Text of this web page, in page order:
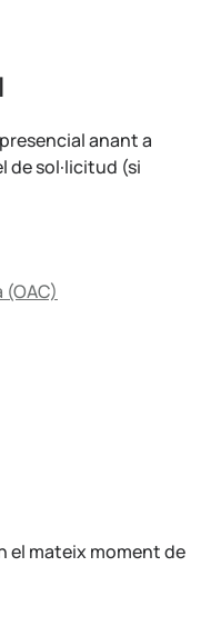
anant a
de sol·licitud (si
el mateix moment de